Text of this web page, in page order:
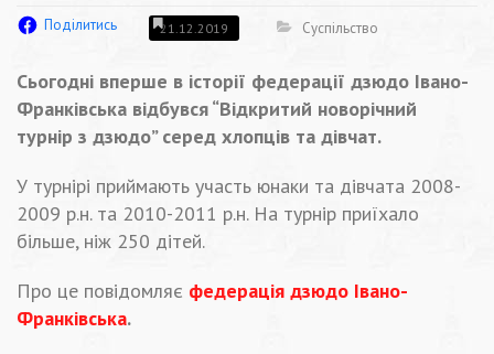
Поділитись 21.12.2019 Суспільство
Сьогодні вперше в історії федерації дзюдо Івано-
Франківська відбувся “Відкритий новорічний
турнір з дзюдо” серед хлопців та дівчат.
У турнірі приймають участь юнаки та дівчата 2008-
2009 р.н. та 2010-2011 р.н. На турнір приїхало
більше, ніж 250 дітей.
Про це повідомляє федерація дзюдо Івано-
Франківська.